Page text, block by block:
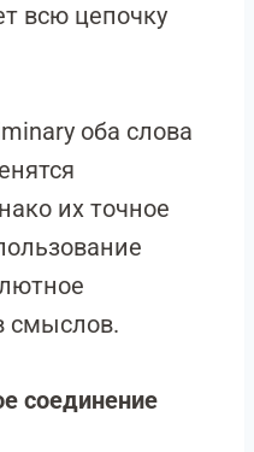
всю цепочку
оба слова
их точное
смыслов.
соединение